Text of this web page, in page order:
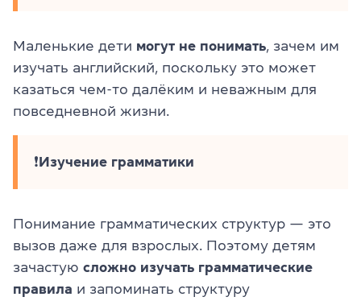
Маленькие дети могут не понимать, зачем им
изучать английский, поскольку это может
казаться чем-то далёким и неважным для
повседневной жизни.
❗Изучение грамматики
Понимание грамматических структур — это
вызов даже для взрослых. Поэтому детям
зачастую сложно изучать грамматические
правила и запоминать структуру